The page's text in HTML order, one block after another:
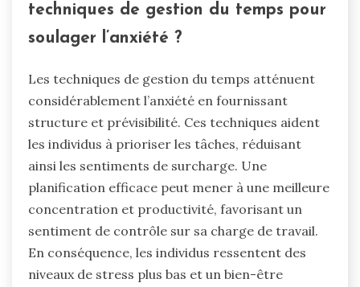
techniques de gestion du temps pour
soulager l’anxiété ?
Les techniques de gestion du temps atténuent
considérablement l’anxiété en fournissant
structure et prévisibilité. Ces techniques aident
les individus à prioriser les tâches, réduisant
ainsi les sentiments de surcharge. Une
planification efficace peut mener à une meilleure
concentration et productivité, favorisant un
sentiment de contrôle sur sa charge de travail.
En conséquence, les individus ressentent des
niveaux de stress plus bas et un bien-être